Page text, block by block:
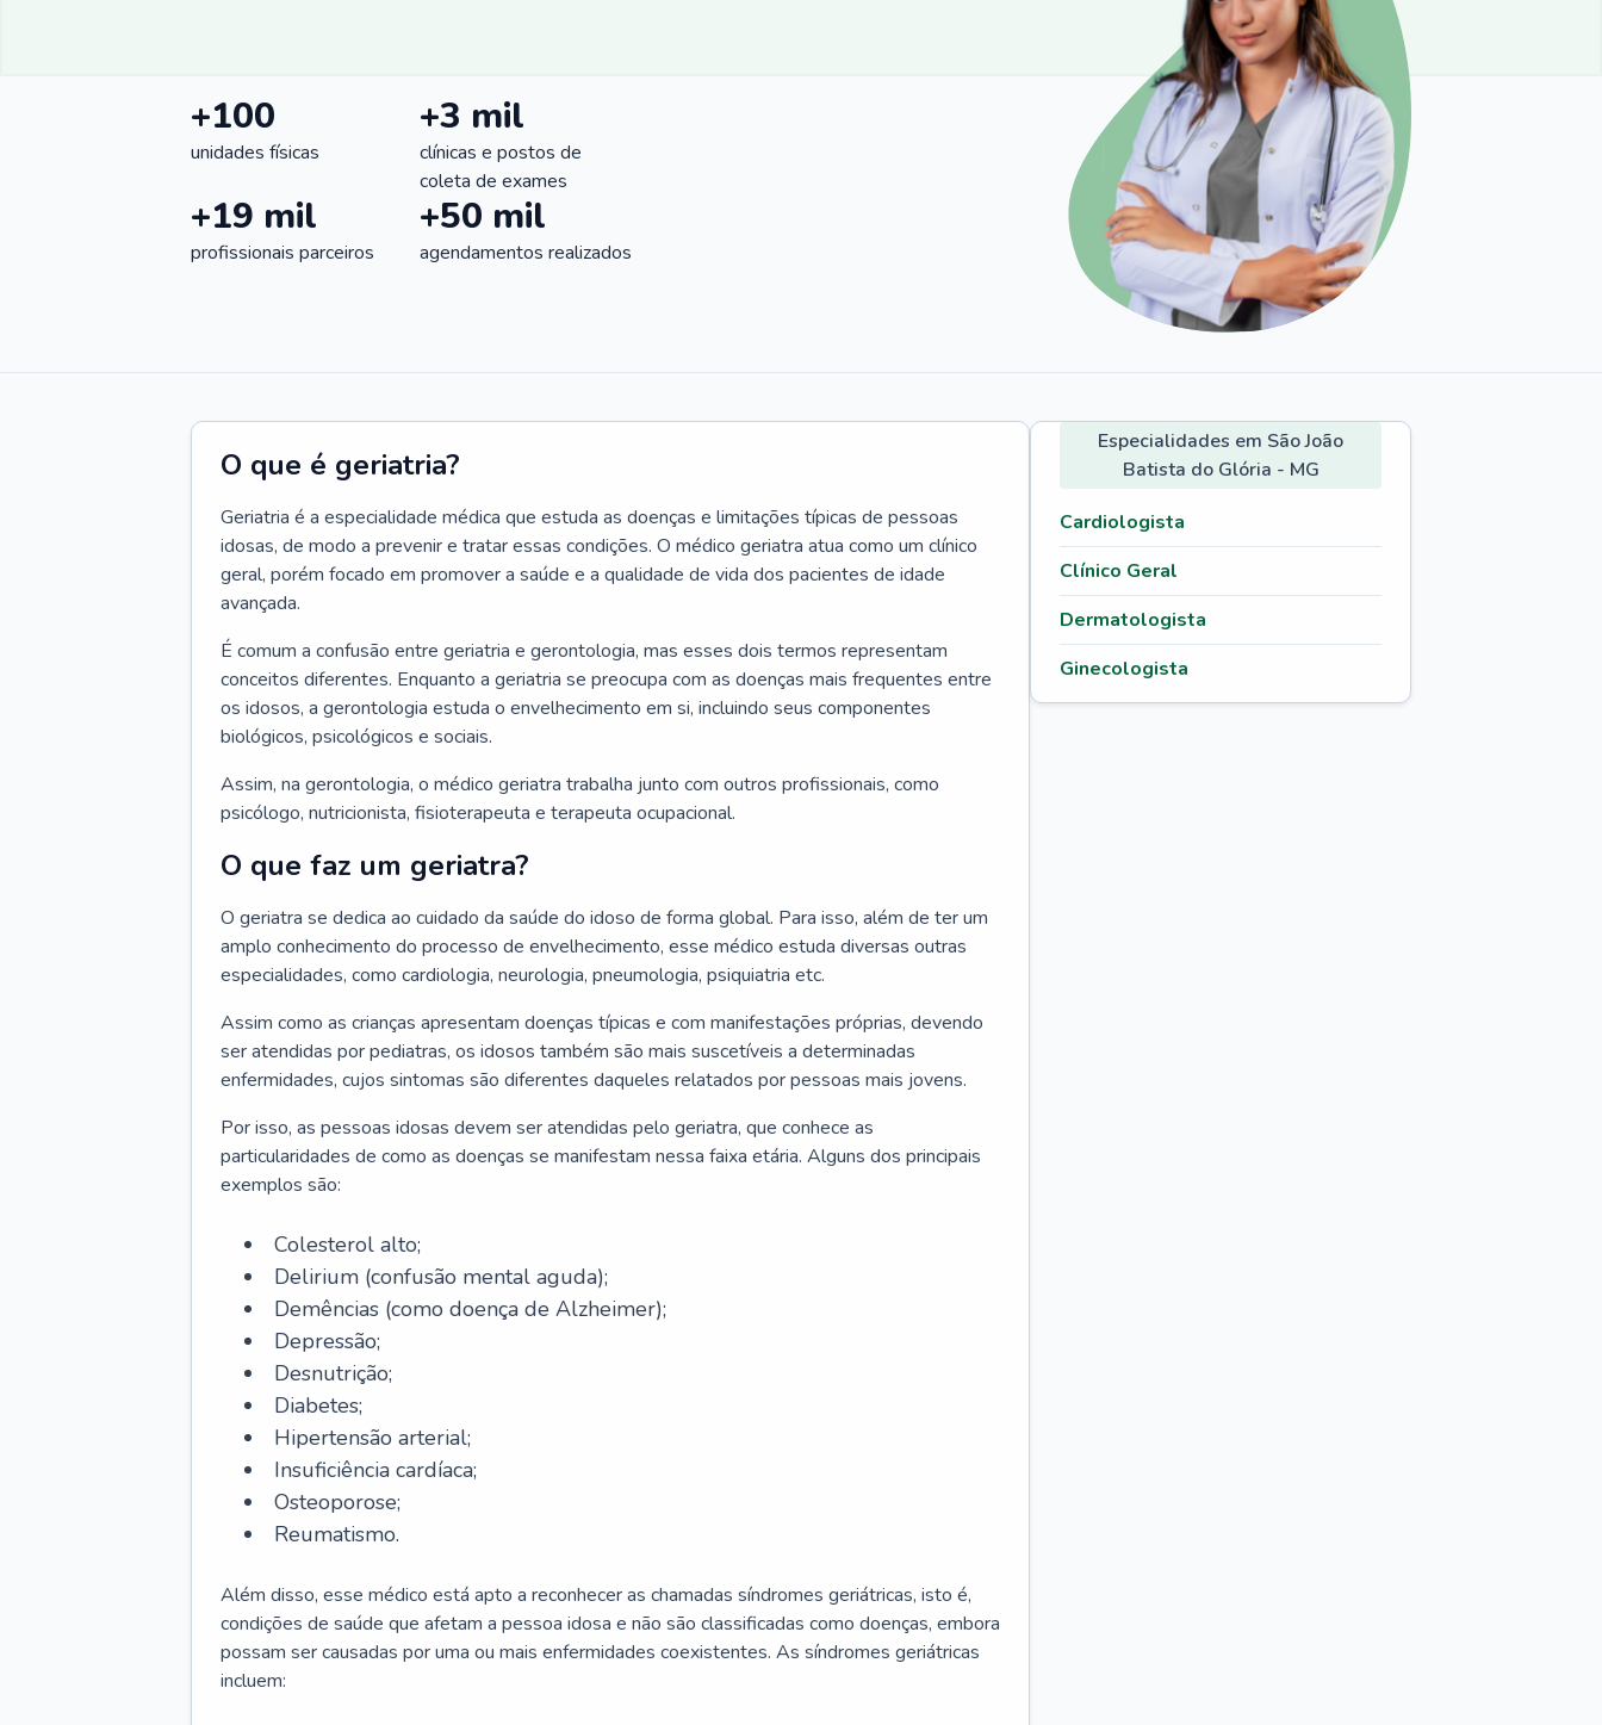
+100
unidades físicas
+3 mil
clínicas e postos de
coleta de exames
+19 mil
profissionais parceiros
+50 mil
agendamentos realizados
O que é geriatria?
Geriatria é a especialidade médica que estuda as doenças e limitações típicas de pessoas
idosas, de modo a prevenir e tratar essas condições. O médico geriatra atua como um clínico
geral, porém focado em promover a saúde e a qualidade de vida dos pacientes de idade
avançada.
É comum a confusão entre geriatria e gerontologia, mas esses dois termos representam
conceitos diferentes. Enquanto a geriatria se preocupa com as doenças mais frequentes entre
os idosos, a gerontologia estuda o envelhecimento em si, incluindo seus componentes
biológicos, psicológicos e sociais.
Assim, na gerontologia, o médico geriatra trabalha junto com outros profissionais, como
psicólogo, nutricionista, fisioterapeuta e terapeuta ocupacional.
O que faz um geriatra?
O geriatra se dedica ao cuidado da saúde do idoso de forma global. Para isso, além de ter um
amplo conhecimento do processo de envelhecimento, esse médico estuda diversas outras
especialidades, como cardiologia, neurologia, pneumologia, psiquiatria etc.
Assim como as crianças apresentam doenças típicas e com manifestações próprias, devendo
ser atendidas por pediatras, os idosos também são mais suscetíveis a determinadas
enfermidades, cujos sintomas são diferentes daqueles relatados por pessoas mais jovens.
Por isso, as pessoas idosas devem ser atendidas pelo geriatra, que conhece as
particularidades de como as doenças se manifestam nessa faixa etária. Alguns dos principais
exemplos são:
Colesterol alto;
Delirium (confusão mental aguda);
Demências (como doença de Alzheimer);
Depressão;
Desnutrição;
Diabetes;
Hipertensão arterial;
Insuficiência cardíaca;
Osteoporose;
Reumatismo.
Além disso, esse médico está apto a reconhecer as chamadas síndromes geriátricas, isto é,
condições de saúde que afetam a pessoa idosa e não são classificadas como doenças, embora
possam ser causadas por uma ou mais enfermidades coexistentes. As síndromes geriátricas
incluem:
Especialidades em São João
Batista do Glória - MG
Cardiologista
Clínico Geral
Dermatologista
Ginecologista